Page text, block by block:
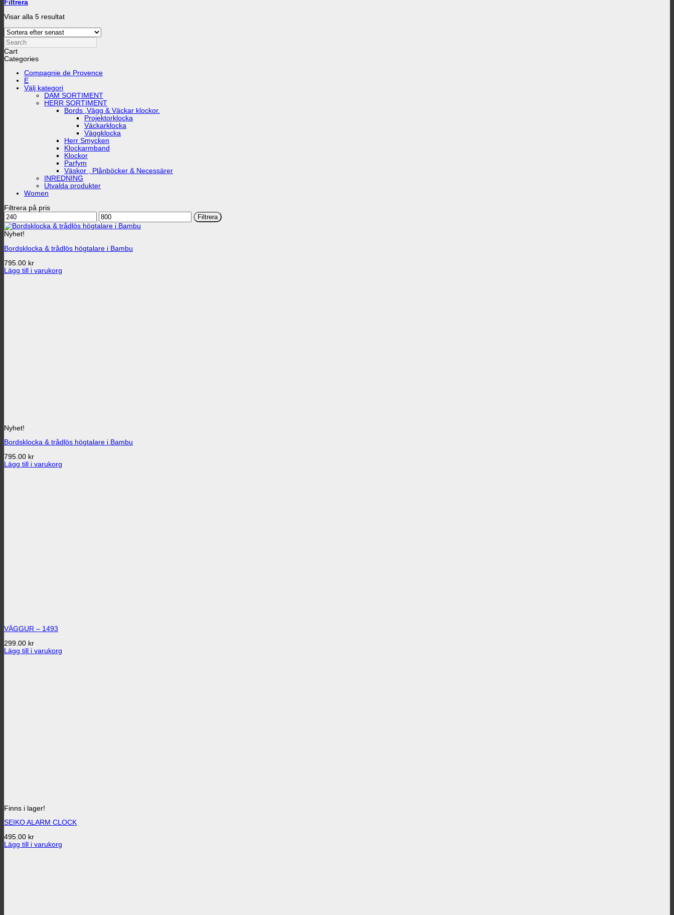
Filtrera
Visar alla 5 resultatSortera
Search
Cart
Categories
Compagnie de Provence
E
Välj kategori
DAM SORTIMENT
HERR SORTIMENT
Bords ,Vägg & Väckar klockor.
Projektorklocka
Väckarklocka
Väggklocka
Herr Smycken
Klockarmband
Klockor
Parfym
Väskor , Plånböcker & Necessärer
INREDNING
Utvalda produkter
Women
Filtrera på pris
Min
pris
Max
pris
Filtrera
Nyhet!
Bordsklocka & trådlös högtalare i Bambu
795.00 kr
Lägg till i varukorg
Nyhet!
Bordsklocka & trådlös högtalare i Bambu
795.00 kr
Lägg till i varukorg
VÄGGUR – 1493
299.00 kr
Lägg till i varukorg
Finns i lager!
SEIKO ALARM CLOCK
495.00 kr
Lägg till i varukorg